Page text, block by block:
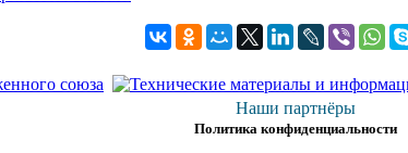
Наши партнёры
Политика конфиденциальности